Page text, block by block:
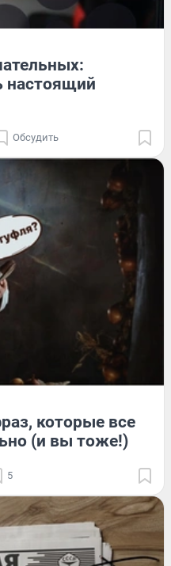
настоящий
Обсудить
которые все
(и вы тоже!)
5